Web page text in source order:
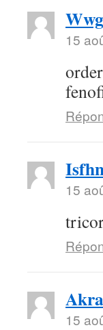
15
15
15